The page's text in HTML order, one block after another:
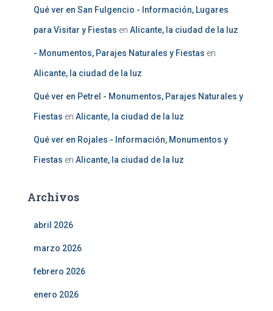
Qué ver en San Fulgencio - Información, Lugares
para Visitar y Fiestas en Alicante, la ciudad de la luz
- Monumentos, Parajes Naturales y Fiestas en
Alicante, la ciudad de la luz
Qué ver en Petrel - Monumentos, Parajes Naturales y
Fiestas en Alicante, la ciudad de la luz
Qué ver en Rojales - Información, Monumentos y
Fiestas en Alicante, la ciudad de la luz
Archivos
abril 2026
marzo 2026
febrero 2026
enero 2026